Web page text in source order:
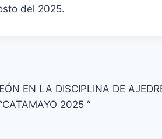
del 2025.
EN LA DISCIPLINA DE
2025 “